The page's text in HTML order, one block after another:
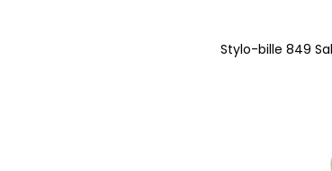
Stylo-bille 849